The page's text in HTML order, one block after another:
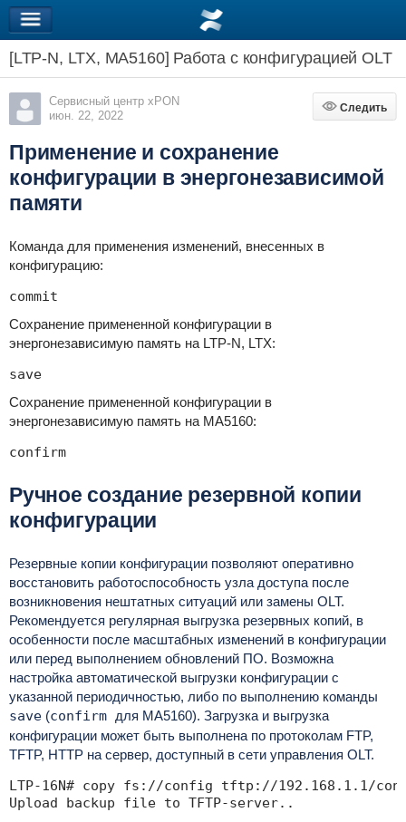
[LTP-N, LTX, MA5160] Работа с конфигурацией OLT
Сервисный центр xPON
июн. 22, 2022
Следить
Следить
Применение и сохранение
конфигурации в энергонезависимой
памяти
Команда для применения изменений, внесенных в
конфигурацию:
commit
Сохранение примененной конфигурации в
энергонезависимую память на LTP-N, LTX:
save
Сохранение примененной конфигурации в
энергонезависимую память на MA5160:
confirm
Ручное создание резервной копии
конфигурации
Резервные копии конфигурации позволяют оперативно
восстановить работоспособность узла доступа после
возникновения нештатных ситуаций или замены OLT.
Рекомендуется регулярная выгрузка резервных копий, в
особенности после масштабных изменений в конфигурации
или перед выполнением обновлений ПО. Возможна
настройка автоматической выгрузки конфигурации с
указанной периодичностью, либо по выполнению команды
save(confirm для MA5160). Загрузка и выгрузка
конфигурации может быть выполнена по протоколам FTP,
TFTP, HTTP на сервер, доступный в сети управления OLT.
LTP-16N# copy fs://config tftp://192.168.1.1/
Upload backup file to TFTP-server..